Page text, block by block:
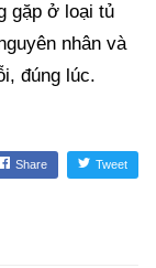
gặp ở loại tủ
nhân và
đúng lúc.
Share Tweet